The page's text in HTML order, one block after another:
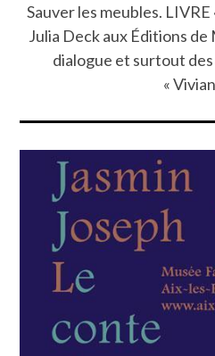
Sauver les meubles.
Julia Deck aux Éditions
dialogue et surtout
«